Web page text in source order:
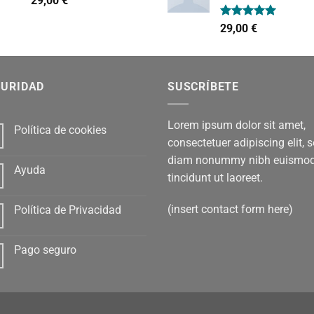
con
Valorado
con
29,00 €
Política de cookies
Ayuda
Política de Privacidad
Pago seguro
SUSCRÍBETE
Lorem ipsum dolor sit amet,
consectetuer adipiscing elit,
diam nonummy nibh
tincidunt ut laoreet.
(insert contact form here)